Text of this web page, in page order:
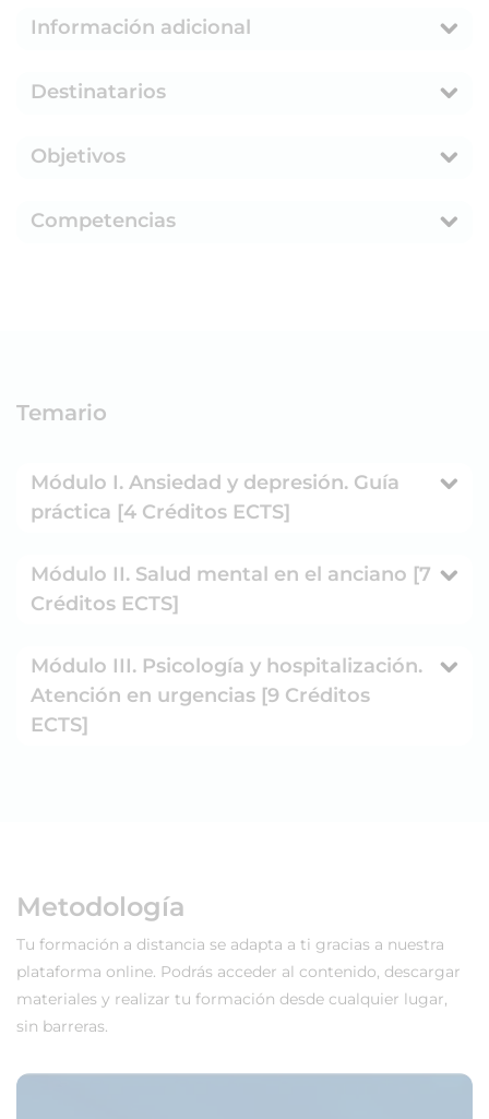
Información adicional
Destinatarios
Objetivos
Competencias
Temario
Módulo I. Ansiedad y depresión. Guía
práctica [4 Créditos ECTS]
Módulo II. Salud mental en el anciano [7
Créditos ECTS]
Módulo III. Psicología y hospitalización.
Atención en urgencias [9 Créditos
ECTS]
Metodología
Tu formación a distancia se adapta a ti gracias a nuestra
plataforma online. Podrás acceder al contenido, descargar
materiales y realizar tu formación desde cualquier lugar,
sin barreras.